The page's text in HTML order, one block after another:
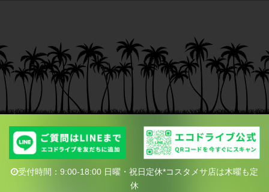
受付時間：9:00-18:00 日曜・祝日定休*コスタメサ店は木曜も定
休